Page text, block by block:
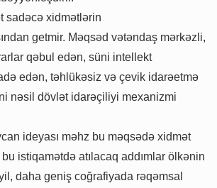
sadəcə xidmətlərin
getmir. Məqsəd vətəndaş mərkəzli,
qəbul edən, süni intellekt
edən, təhlükəsiz və çevik idarəetmə
nəsil dövlət idarəçiliyi mexanizmi
ideyası məhz bu məqsədə xidmət
bu istiqamətdə atılacaq addımlar ölkənin
daha geniş coğrafiyada rəqəmsal